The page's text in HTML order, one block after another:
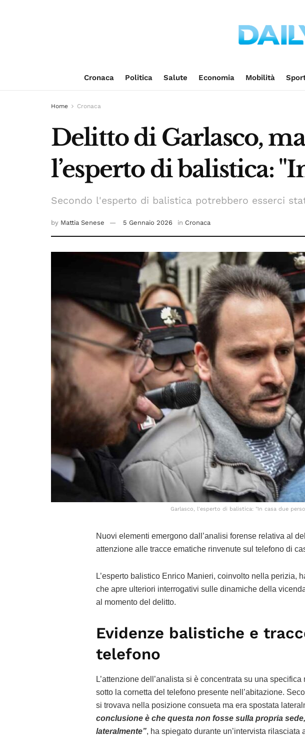
Cronaca Politica Salute Economia Mobilità
Home Cronaca
Delitto di Garlasco,
l’esperto di balistica:
Secondo l'esperto di balistica potrebbero esserci
by Mattia Senese 5 Gennaio 2026 in Cronaca
Garlasco, l'esperto di balistica: "In casa due
Nuovi elementi emergono dall’analisi forense relativa al
attenzione alle tracce ematiche rinvenute sul telefono di
L’esperto balistico Enrico Manieri, coinvolto nella perizia,
che apre ulteriori interrogativi sulle dinamiche della
al momento del delitto.
Evidenze balistiche e
telefono
L’attenzione dell’analista si è concentrata su una
sotto la cornetta del telefono presente nell’abitazione.
si trovava nella posizione consueta ma era spostata
conclusione è che questa non fosse sulla propria
lateralmente”, ha spiegato durante un’intervista rilasciata